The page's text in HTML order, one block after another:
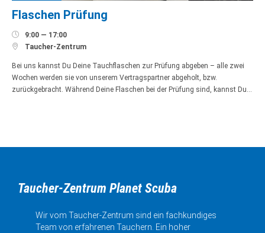
Flaschen Prüfung
 9:00 — 17:00
 Taucher-Zentrum
Bei uns kannst Du Deine Tauchflaschen zur Prüfung abgeben – alle zwei
Wochen werden sie von unserem Vertragspartner abgeholt, bzw.
zurückgebracht. Während Deine Flaschen bei der Prüfung sind, kannst Du…
Taucher-Zentrum Planet Scuba
Wir vom Taucher-Zentrum sind ein fachkundiges
Team von erfahrenen Tauchern. Ein hoher